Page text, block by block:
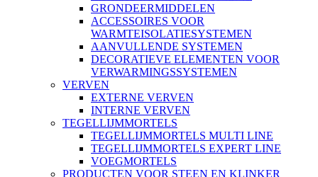
GRONDEERMIDDELEN
ACCESSOIRES VOOR
WARMTEISOLATIESYSTEMEN
AANVULLENDE SYSTEMEN
DECORATIEVE ELEMENTEN VOOR
VERWARMINGSSYSTEMEN
VERVEN
EXTERNE VERVEN
INTERNE VERVEN
TEGELLIJMMORTELS
TEGELLIJMMORTELS MULTI LINE
TEGELLIJMMORTELS EXPERT LINE
VOEGMORTELS
PRODUCTEN VOOR STEEN EN KLINKER